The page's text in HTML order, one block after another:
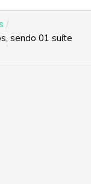
sendo 01 suíte